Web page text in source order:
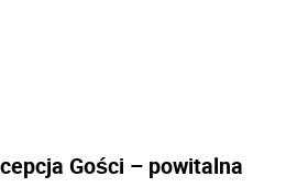
Gości – powitalna